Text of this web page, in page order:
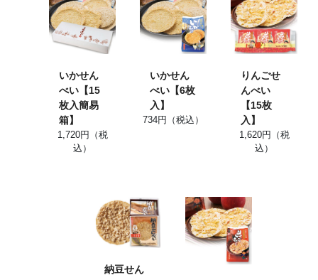
いかせん
べい【15
枚入簡易
箱】
1,720円（税
込）
いかせん
べい【6枚
入】
734円（税込）
りんごせ
んべい
【15枚
入】
1,620円（税
込）
納豆せん